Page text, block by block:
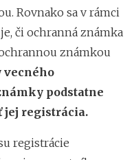
Rovnako sa v rámci
či ochranná známka
známkou
vecného
podstatne
jej registrácia.
registrácie